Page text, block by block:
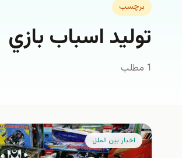
برچسب
توليد اسباب بازي
1 مطلب
اخبار بين الملل